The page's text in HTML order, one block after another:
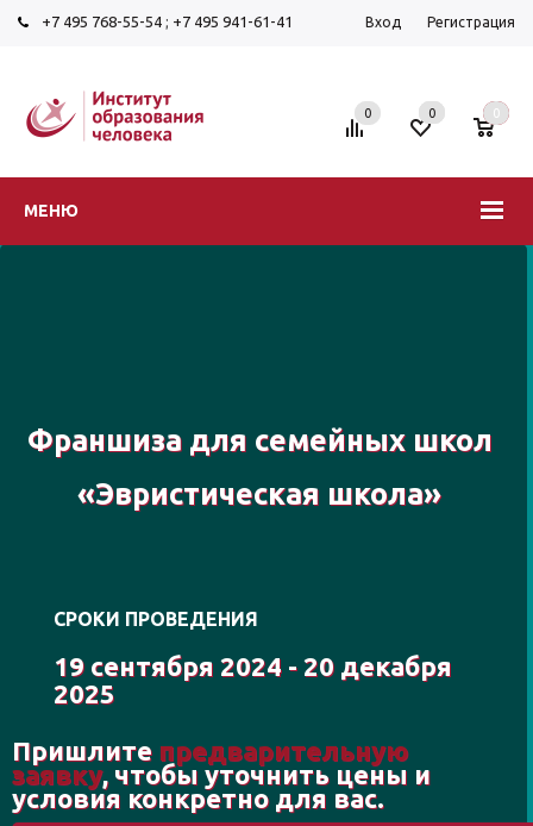
+7 495 768-55-54 ; +7 495 941-61-41 Вход Регистрация
МЕНЮ
0 0 0
Франшиза для семейных школ
«Эвристическая школа»
СРОКИ ПРОВЕДЕНИЯ
19 сентября 2024 - 20 декабря
2025
Пришлите предварительную
заявку, чтобы уточнить цены и
условия конкретно для вас.